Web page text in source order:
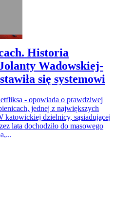
Historia
Wadowskiej-
się systemowi
- opowiada o prawdziwej
jednej z największych
katowickiej dzielnicy, sąsiadującej
lata dochodziło do masowego